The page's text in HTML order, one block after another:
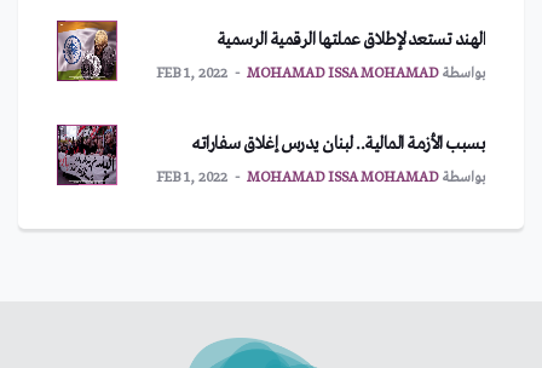
الهند تستعد لإطلاق عملتها الرقمية الرسمية
بواسطةMOHAMAD ISSA MOHAMAD
FEB 1, 2022
بسبب الأزمة المالية.. لبنان يدرس إغلاق سفاراته
بواسطةMOHAMAD ISSA MOHAMAD
FEB 1, 2022